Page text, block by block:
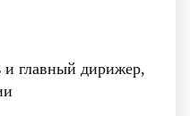
главный дирижер,